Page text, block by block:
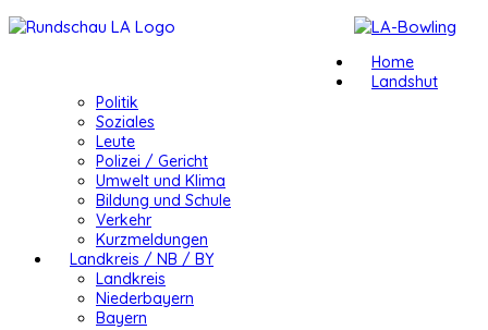
Home
Landshut
Politik
Soziales
Leute
Polizei / Gericht
Umwelt und Klima
Bildung und Schule
Verkehr
Kurzmeldungen
Landkreis / NB / BY
Landkreis
Niederbayern
Bayern